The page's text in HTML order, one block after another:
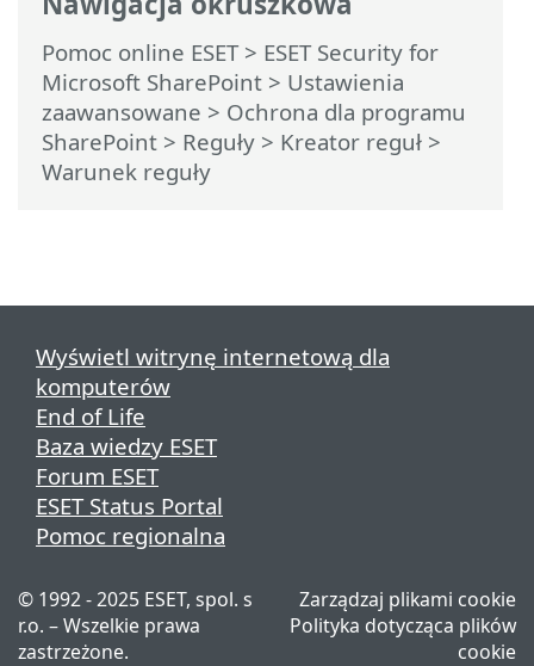
Pomoc online ESET> ESET Security for
Microsoft SharePoint > Ustawienia
zaawansowane > Ochrona dla programu
SharePoint > Reguły > Kreator reguł >
Warunek reguły
Wyświetl witrynę internetową dla
komputerów
End of Life
Baza wiedzy ESET
Forum ESET
ESET Status Portal
Pomoc regionalna
© 1992 - 2025 ESET, spol. s
r.o. – Wszelkie prawa
zastrzeżone.
Zarządzaj plikami cookie
Polityka dotycząca plików
cookie